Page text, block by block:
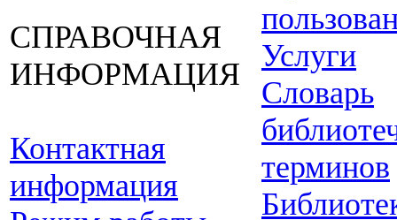
СПРАВОЧНАЯ
ИНФОРМАЦИЯ
Контактная
информация
Услуги
Словарь
терминов